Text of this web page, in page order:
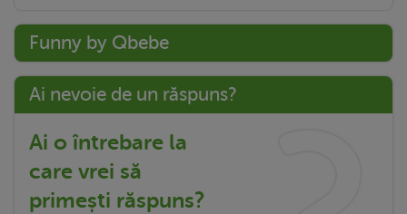
Funny by Qbebe
Ai nevoie de un răspuns?
Ai o întrebare la
care vrei să
primești răspuns?